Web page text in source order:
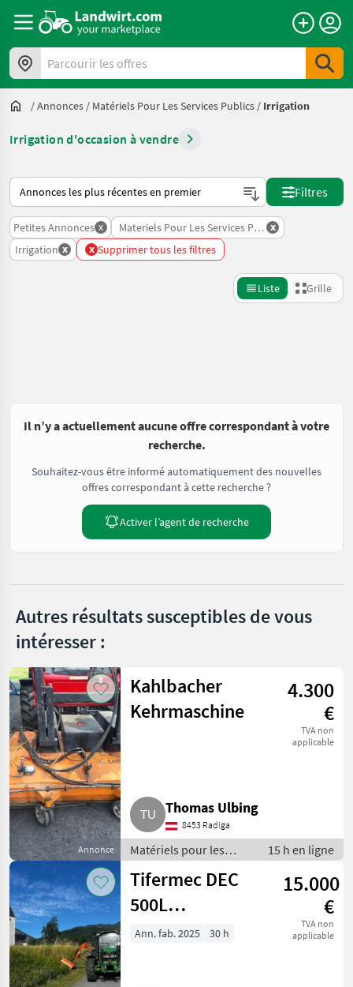
Parcourir les offres
/Annonces / Matériels Pour Les Services Publics / Irrigation
Irrigation d'occasion à vendre
Voici comment les annonces sont triées sur Landwirt.com
Filtres
Petites Annonces x Materiels Pour Les Services Publics
x
Irrigation x x Supprimer tous les filtres
Liste Grille
Il n’y a actuellement aucune offre correspondant à votre
recherche.
Souhaitez-vous être informé automatiquement des nouvelles
offres correspondant à cette recherche ?
Activer l’agent de recherche
Autres résultats susceptibles de vous
intéresser :
Annonce
Kahlbacher
Kehrmaschine
4.300
€
TVA non
applicable
Thomas Ulbing
8453 Radiga
Matériels pour les
services publics /
Matériels de balayage
15 h en ligne
Tifermec DEC
500L
Böschungsmäher,
15.000
€
TVA non
applicable
Ann. fab. 2025 30 h